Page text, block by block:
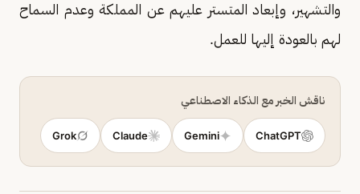
والتشهير، وإبعاد المتستر عليهم عن المملكة وعدم السماح
لهم بالعودة إليها للعمل.
ناقش الخبر مع الذكاء الاصطناعي
ChatGPT
Gemini
Claude
Grok